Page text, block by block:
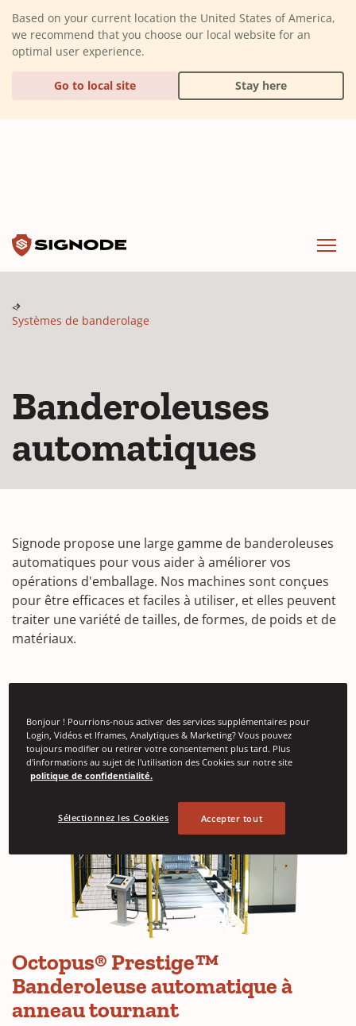
Based on your current location the United States of America,
we recommend that you choose our local website for an
optimal user experience.
Go to local site Stay here
Systèmes de banderolage
Banderoleuses
automatiques
Signode propose une large gamme de banderoleuses
automatiques pour vous aider à améliorer vos
opérations d'emballage. Nos machines sont conçues
pour être efficaces et faciles à utiliser, et elles peuvent
traiter une variété de tailles, de formes, de poids et de
matériaux.
Octopus® Prestige™
Banderoleuse automatique à
anneau tournant
Bonjour ! Pourrions-nous activer des services supplémentaires pour
Login, Vidéos et Iframes, Analytiques & Marketing? Vous pouvez
toujours modifier ou retirer votre consentement plus tard. Plus
d'informations au sujet de l'utilisation des Cookies sur notre site
politique de confidentialité.
Sélectionnez les Cookies Accepter tout